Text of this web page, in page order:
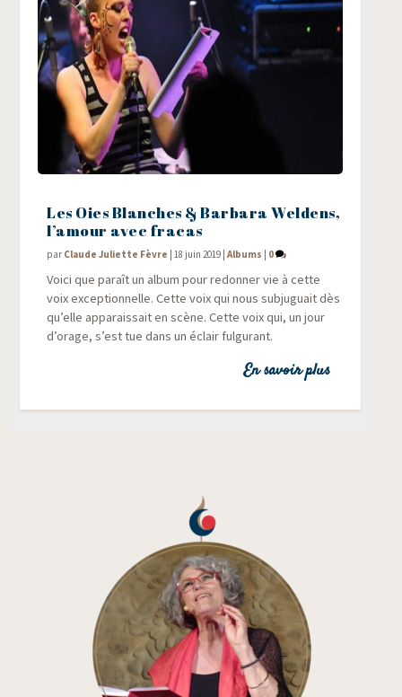
Les Oies Blanches & Barbara Weldens,
l’amour avec fracas
par Claude Juliette Fèvre | 18 juin 2019 |Albums | 0
Voi­ci que paraît un album pour redon­ner vie à cette
voix excep­tion­nelle. Cette voix qui nous sub­ju­guait dès
qu’elle appa­rais­sait en scène. Cette voix qui, un jour
d’orage, s’est tue dans un éclair fulgurant.
En savoir plus